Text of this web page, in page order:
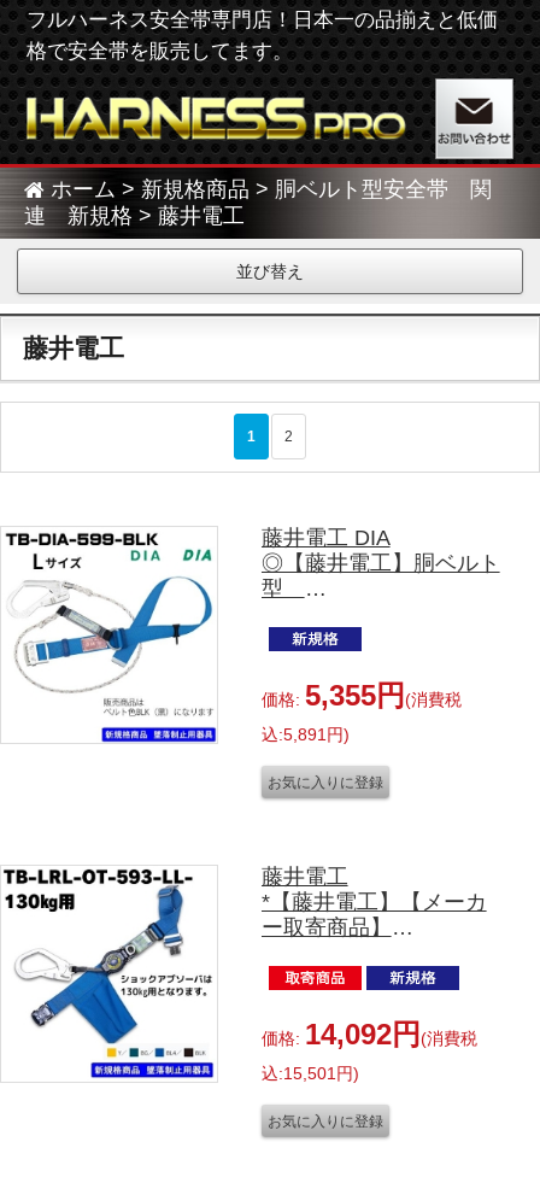
フルハーネス安全帯専門店！日本一の品揃えと低価
格で安全帯を販売してます。
ホーム > 新規格商品 > 胴ベルト型安全帯 関
連 新規格 > 藤井電工
並び替え
藤井電工
1 2
藤井電工 DIA
◎【藤井電工】胴ベルト
型
ブラック Lサイズ
価格: 5,355円 (消費税
込:5,891円)
藤井電工
*【藤井電工】【メーカ
ー取寄商品】
TB-LRL-OT593-
応商品
各カラー
価格: 14,092円 (消費税
込:15,501円)